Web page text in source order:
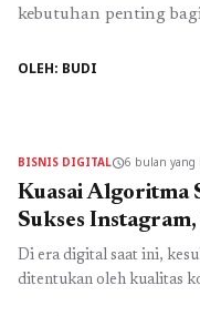
kebutuhan penting
perubahan signifikan
meningkatkan
yang tepat. Instagram,
OLEH: BUDI
BISNIS DIGITALschedule6 bulan yang
Kuasai Algoritma
Sukses
Facebook
Di era digital saat ini,
ditentukan oleh kualitas